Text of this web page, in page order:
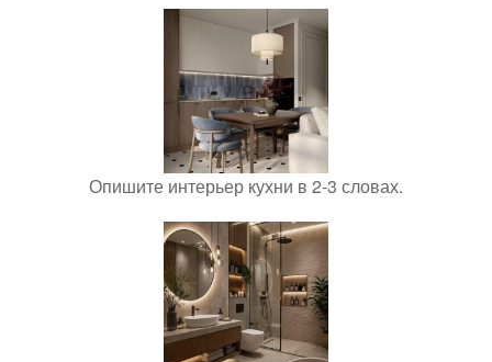
Опишите интерьер кухни в 2-3 словах.